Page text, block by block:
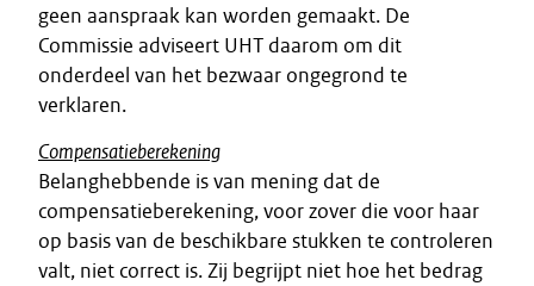
geen aanspraak kan worden gemaakt. De
Commissie adviseert UHT daarom om dit
onderdeel van het bezwaar ongegrond te
verklaren.
Compensatieberekening
Belanghebbende is van mening dat de
compensatieberekening, voor zover die voor haar
op basis van de beschikbare stukken te controleren
valt, niet correct is. Zij begrijpt niet hoe het bedrag